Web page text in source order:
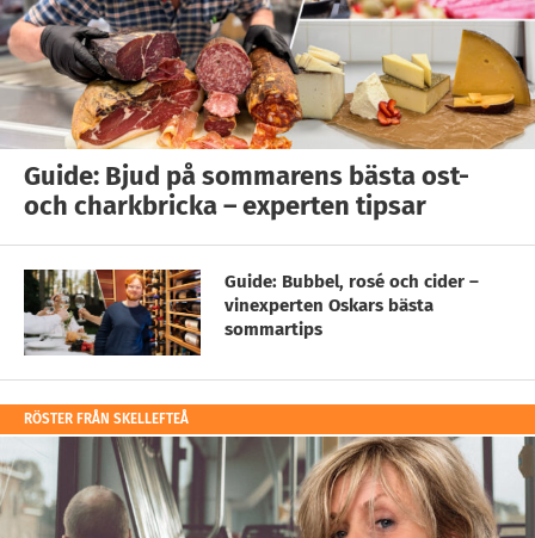
Guide: Bjud på sommarens bästa ost-
och charkbricka – experten tipsar
Guide: Bubbel, rosé och cider –
vinexperten Oskars bästa
sommartips
RÖSTER FRÅN SKELLEFTEÅ